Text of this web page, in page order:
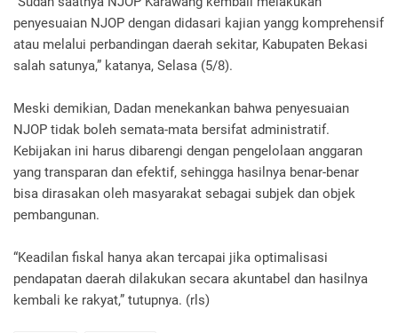
penyesuaian NJOP dengan didasari kajian yangg komprehensif
atau melalui perbandingan daerah sekitar, Kabupaten Bekasi
salah satunya,” katanya, Selasa (5/8).
Meski demikian, Dadan menekankan bahwa penyesuaian
NJOP tidak boleh semata-mata bersifat administratif.
Kebijakan ini harus dibarengi dengan pengelolaan anggaran
yang transparan dan efektif, sehingga hasilnya benar-benar
bisa dirasakan oleh masyarakat sebagai subjek dan objek
pembangunan.
“Keadilan fiskal hanya akan tercapai jika optimalisasi
pendapatan daerah dilakukan secara akuntabel dan hasilnya
kembali ke rakyat,” tutupnya. (rls)